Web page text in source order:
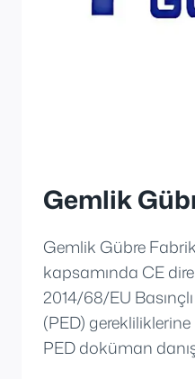
Gemlik
Gemlik Gübre
kapsamında CE
2014/68/EU
(PED)
PED doküman